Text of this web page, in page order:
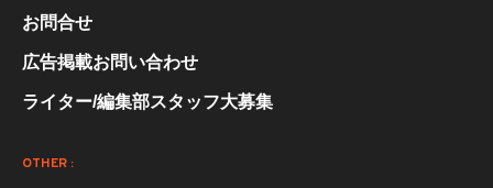
お問合せ
広告掲載お問い合わせ
ライター/編集部スタッフ大募集
OTHER :